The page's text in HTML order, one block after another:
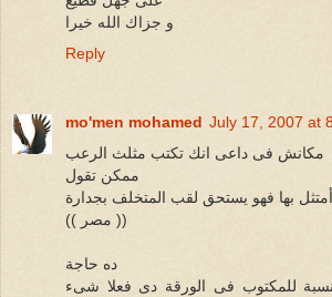
و جزاك الله خيرا
Reply
mo'men mohamed July 17, 2007 at
مكانش فى داعى انك تكتب مثلث الرعب
ممكن تقول
بها فهو يستحق لقب المتخلف بجدارة
(( مصر ))
ده حاجة
للمكتوب فى الورقة دى فعلا شىء